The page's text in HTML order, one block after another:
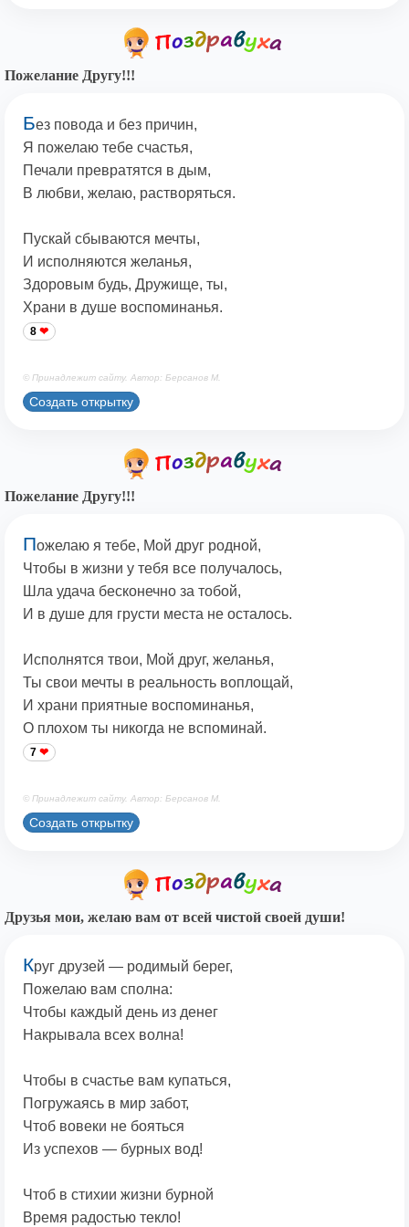
Пожелание Другу!!!
Без повода и без причин,
Я пожелаю тебе счастья,
Печали превратятся в дым,
В любви, желаю, растворяться.
Пускай сбываются мечты,
И исполняются желанья,
Здоровым будь, Дружище, ты,
Храни в душе воспоминанья.
8
© Принадлежит сайту. Автор: Берсанов М.
Создать открытку
Пожелание Другу!!!
Пожелаю я тебе, Мой друг родной,
Чтобы в жизни у тебя все получалось,
Шла удача бесконечно за тобой,
И в душе для грусти места не осталось.
Исполнятся твои, Мой друг, желанья,
Ты свои мечты в реальность воплощай,
И храни приятные воспоминанья,
О плохом ты никогда не вспоминай.
7
© Принадлежит сайту. Автор: Берсанов М.
Создать открытку
Друзья мои, желаю вам от всей чистой своей души!
Круг друзей — родимый берег,
Пожелаю вам сполна:
Чтобы каждый день из денег
Накрывала всех волна!
Чтобы в счастье вам купаться,
Погружаясь в мир забот,
Чтоб вовеки не бояться
Из успехов — бурных вод!
Чтоб в стихии жизни бурной
Время радостью текло!